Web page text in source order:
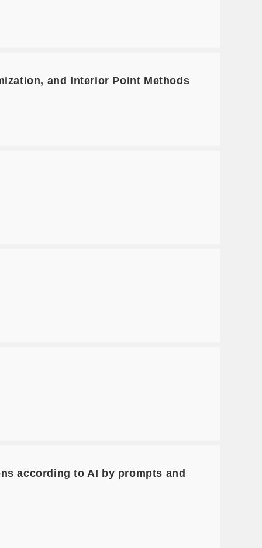
and Interior Point Methods
according to AI by prompts and